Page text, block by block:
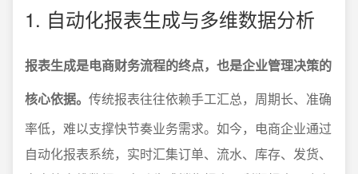
1. 自动化报表生成与多维数据分析
报表生成是电商财务流程的终点，也是企业管理决策的
核心依据。 传统报表往往依赖手工汇总，周期长、准确
率低，难以支撑快节奏业务需求。如今，电商企业通过
自动化报表系统，实时汇集订单、流水、库存、发货、